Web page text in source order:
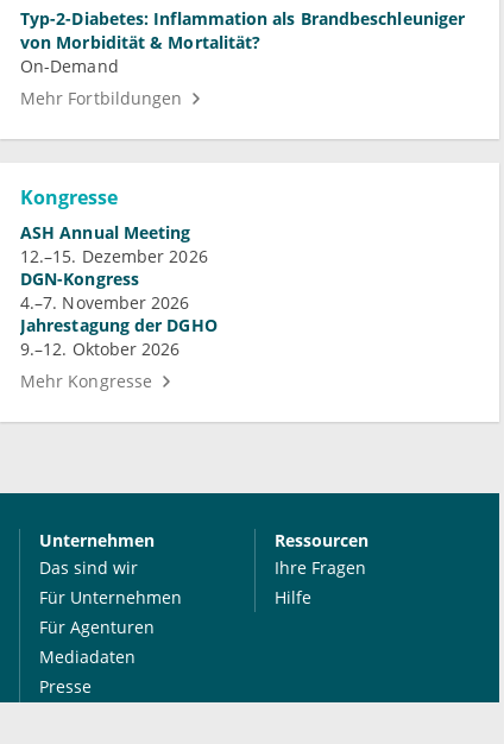
Typ-2-Diabetes: Inflammation als Brandbeschleuniger
von Morbidität & Mortalität?
On-Demand
Mehr Fortbildungen
Kongresse
ASH Annual Meeting
12.–15. Dezember 2026
DGN-Kongress
4.–7. November 2026
Jahrestagung der DGHO
9.–12. Oktober 2026
Mehr Kongresse
Unternehmen
Das sind wir
Für Unternehmen
Für Agenturen
Mediadaten
Presse
Ressourcen
Ihre Fragen
Hilfe